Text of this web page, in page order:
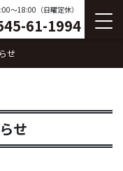
〜18:00（日曜定休）
61-1994
せ
せ